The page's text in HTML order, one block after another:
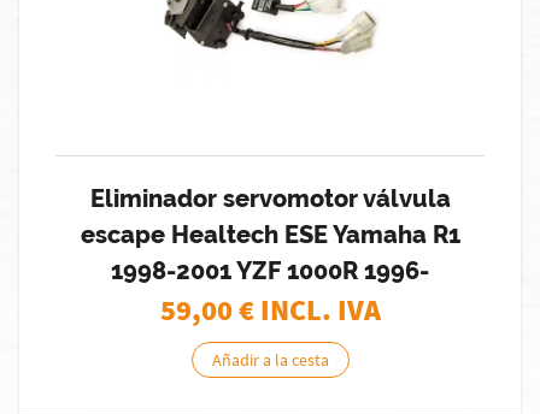
Eliminador servomotor válvula
escape Healtech ESE Yamaha R1
1998-2001 YZF 1000R 1996-
59,00€ INCL. IVA
Añadir a la cesta